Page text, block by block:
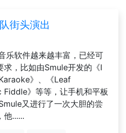
街头演出
乐软件越来越丰富，已经可
求，比如由Smule开发的《I
》、《Leaf
》等等，让手机和平板
又进行了一次大胆的尝
他......